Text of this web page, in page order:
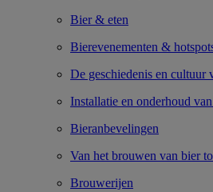
Bier & eten
Bierevenementen &
De geschiedenis en cultuur
Installatie en onderhoud
Bieranbevelingen
Van het brouwen van bier
Brouwerijen